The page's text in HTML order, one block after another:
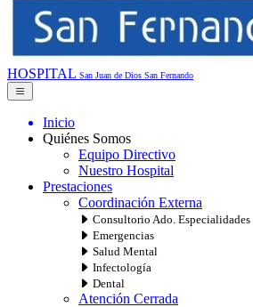
HOSPITAL San Juan de Dios San Fernando
Inicio
Quiénes Somos
Equipo Directivo
Nuestro Hospital
Prestaciones
Coordinación Externa
Consultorio Ado. Especialidades
Emergencias
Salud Mental
Infectología
Dental
Atención Cerrada